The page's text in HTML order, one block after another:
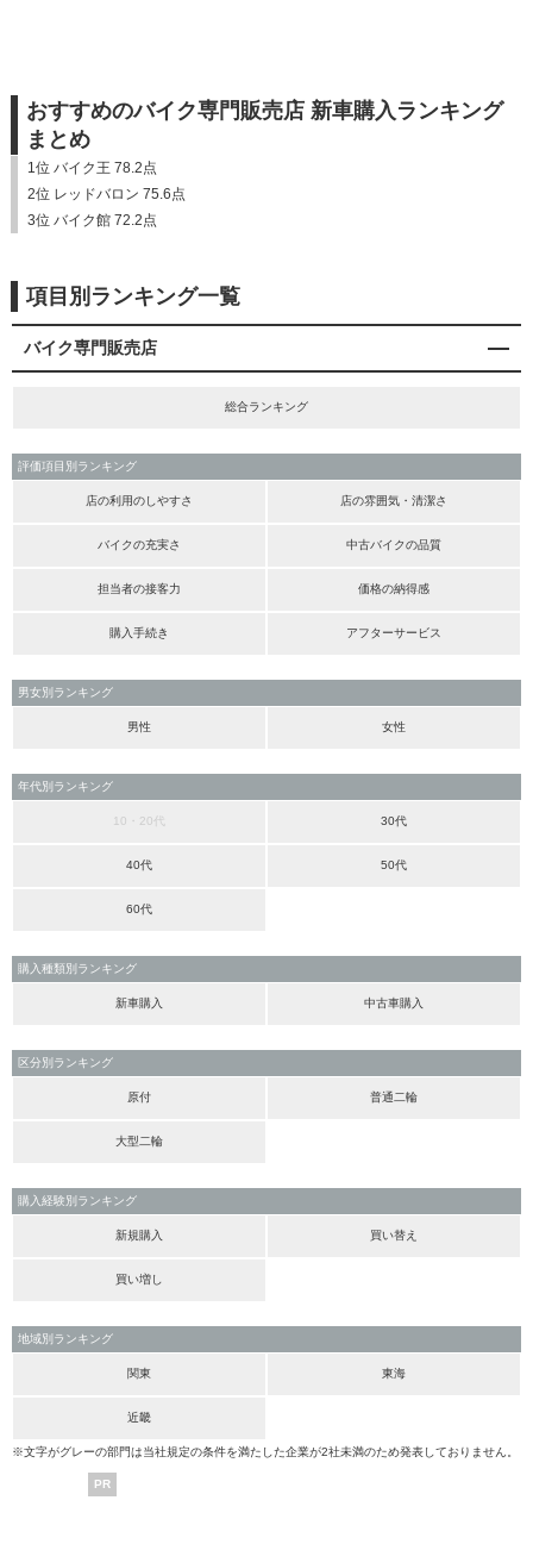
おすすめのバイク専門販売店 新車購入ランキング
まとめ
1位 バイク王 78.2点
2位 レッドバロン 75.6点
3位 バイク館 72.2点
項目別ランキング一覧
バイク専門販売店
総合ランキング
評価項目別ランキング
店の利用のしやすさ 店の雰囲気・清潔さ
バイクの充実さ 中古バイクの品質
担当者の接客力 価格の納得感
購入手続き アフターサービス
男女別ランキング
男性 女性
年代別ランキング
10・20代 30代
40代 50代
60代
購入種類別ランキング
新車購入 中古車購入
区分別ランキング
原付 普通二輪
大型二輪
購入経験別ランキング
新規購入 買い替え
買い増し
地域別ランキング
関東 東海
近畿
※文字がグレーの部門は当社規定の条件を満たした企業が2社未満のため発表しておりません。
PR